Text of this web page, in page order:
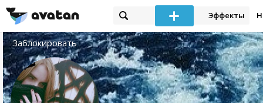
Эффекты
Заблокировать